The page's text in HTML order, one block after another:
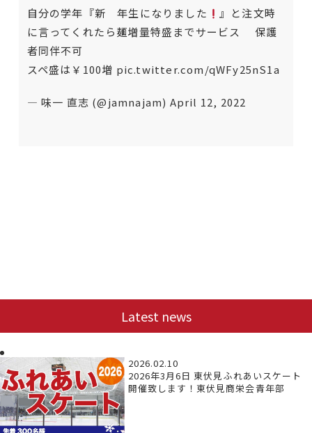
自分の学年『新 年生になりました
』と注文時
に言ってくれたら麺増量特盛までサービス 保護
者同伴不可
スペ盛は￥100増 pic.twitter.com/qWFy25nS1a
— 味一 直志 (@jamnajam) April 12, 2022
Latest news
2026.02.10
2026年3月6日 東伏見ふれあいスケート
開催致します！東伏見商栄会青年部